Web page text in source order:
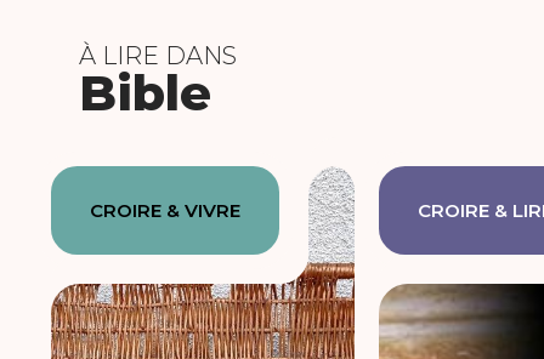
À LIRE DANS
Bible
CROIRE & VIVRE CROIRE &